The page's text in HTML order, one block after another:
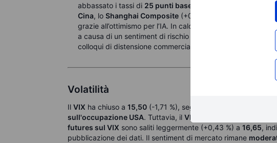
abbassato i tassi di 25 punti base
Cina, lo Shanghai Composite (+0,8 %) ha
grazie all’ottimismo per l’IA. In calo invece il
a causa di un sentiment di rischio ancora contenuto. Gli
colloqui di distensione commerciale con gli Stati Uniti.
Volatilità
Il VIX ha chiuso a 15,50 (-1,71 %), segnalando una
sull'occupazione USA. Tuttavia, il VIX1D
futures sul VIX sono saliti leggermente (+0,43 %) a 16,65,
pubblicazione dei dati. Il sentiment di mercato rimane